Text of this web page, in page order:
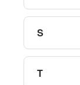
S
T